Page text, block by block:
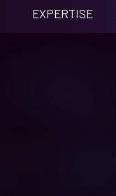
EXPERTISE